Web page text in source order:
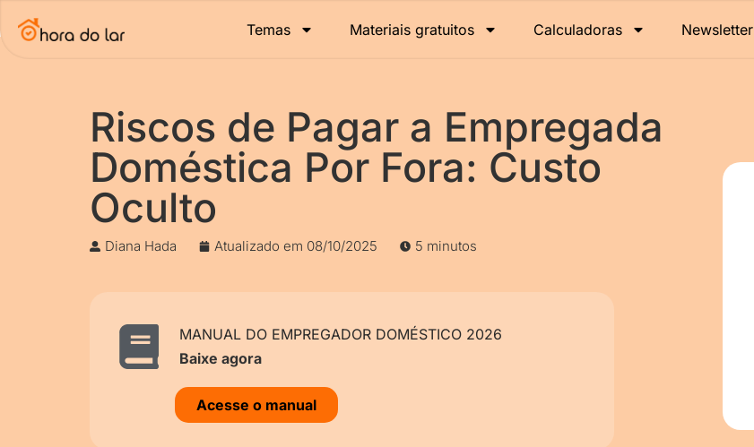
Temas Materiais gratuitos Calculadoras Newsletter
Riscos de Pagar a Empregada
Doméstica Por Fora: Custo
Oculto
Diana Hada Atualizado em 08/10/2025 5 minutos
MANUAL DO EMPREGADOR DOMÉSTICO 2026
Baixe agora
Acesse o manual